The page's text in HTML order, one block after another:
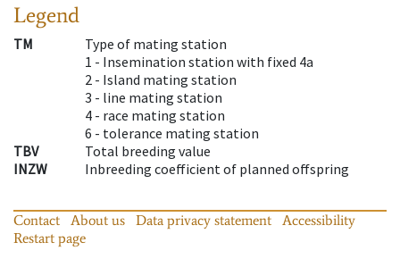
Legend
TM
Type of mating station
1 - Insemination station with fixed 4a
2 - Island mating station
3 - line mating station
4 - race mating station
6 - tolerance mating station
TBV
Total breeding value
INZW
Inbreeding coefficient of planned offspring
Contact About us Data privacy statement
Accessibility
Restart page